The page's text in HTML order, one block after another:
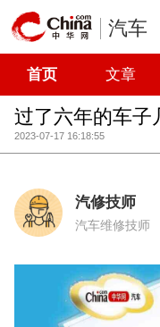
汽车
首页 文章
过了六年的车子
2023-07-17 16:18:55
汽修技师
汽车维修技师